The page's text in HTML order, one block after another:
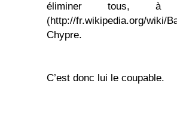
éliminer tous, à
(http://fr.wikipedia.org/
Chypre.
C’est donc lui le coupable.